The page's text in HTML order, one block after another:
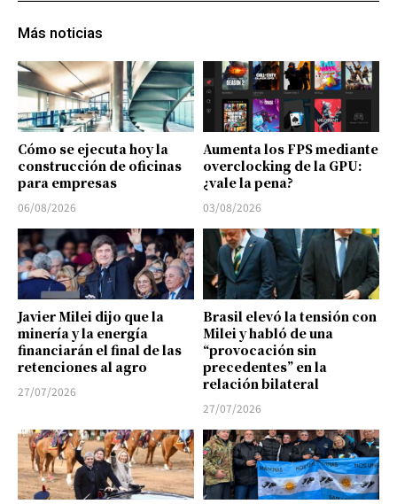
Más noticias
Cómo se ejecuta hoy la
construcción de oficinas
para empresas
06/08/2026
Aumenta los FPS mediante
overclocking de la GPU:
¿vale la pena?
03/08/2026
Javier Milei dijo que la
minería y la energía
financiarán el final de las
retenciones al agro
27/07/2026
Brasil elevó la tensión con
Milei y habló de una
“provocación sin
precedentes” en la
relación bilateral
27/07/2026